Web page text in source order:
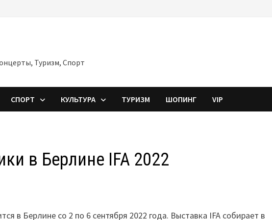
Туризм, Спорт
СПОРТ КУЛЬТУРА ТУРИЗМ ШОПИНГ VIP
в Берлине IFA 2022
в Берлине со 2 по 6 сентября 2022 года. Выставка IFA собирает в